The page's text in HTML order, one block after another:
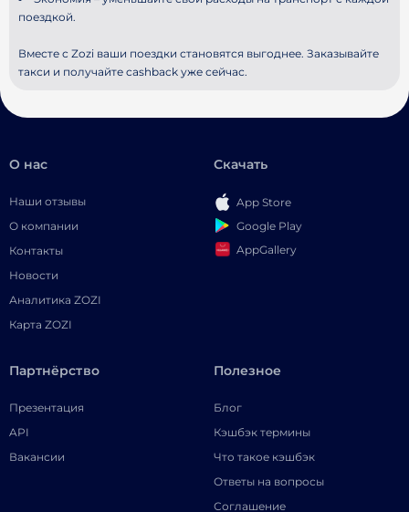
поездкой.
Вместе с Zozi ваши поездки становятся выгоднее. Заказывайте
такси и получайте cashback уже сейчас.
О нас
Наши отзывы
О компании
Контакты
Новости
Аналитика ZOZI
Карта ZOZI
Скачать
App Store
Google Play
AppGallery
Партнёрство
Презентация
API
Вакансии
Полезное
Блог
Кэшбэк термины
Что такое кэшбэк
Ответы на вопросы
Соглашение